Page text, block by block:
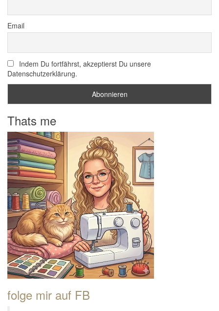
Email
Indem Du fortfährst, akzeptierst Du unsere
Datenschutzerklärung.
Thats me
folge mir auf FB